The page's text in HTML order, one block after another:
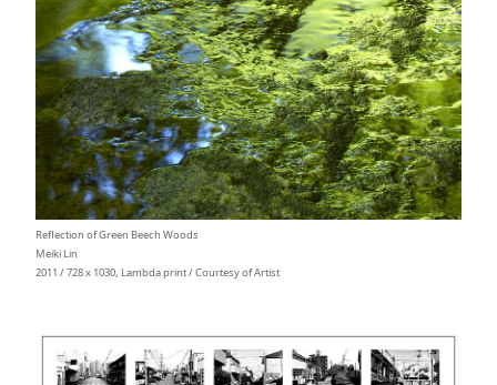
Reflection of Green Beech Woods
Meiki Lin
2011 / 728 x 1030, Lambda print / Courtesy of Artist